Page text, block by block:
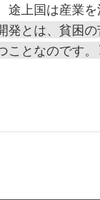
途上国は産業を
発とは、貧困の
となのです。